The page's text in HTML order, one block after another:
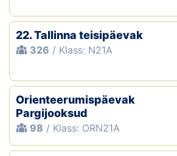
22. Tallinna teisipäevak
326 / Klass: N21A
Orienteerumispäevak
Pargijooksud
98 / Klass: ORN21A